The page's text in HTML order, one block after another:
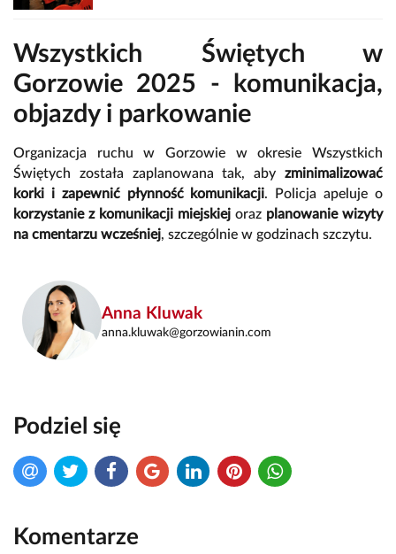
Wszystkich Świętych w
Gorzowie 2025 - komunikacja,
objazdy i parkowanie
Organizacja ruchu w Gorzowie w okresie Wszystkich
Świętych została zaplanowana tak, aby zminimalizować
korki i zapewnić płynność komunikacji. Policja apeluje o
korzystanie z komunikacji miejskiej oraz planowanie wizyty
na cmentarzu wcześniej, szczególnie w godzinach szczytu.
Anna Kluwak
anna.kluwak@gorzowianin.com
Podziel się
Komentarze